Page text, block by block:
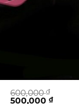
600,000₫
Giá
500,000₫Giá